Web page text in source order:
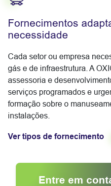
Fornecimentos
necessidade
Cada setor ou empresa
gás e de infraestrutura. A
assessoria e
serviços programados e
formação sobre o
instalações.
Ver tipos de fornecimento
Entre em